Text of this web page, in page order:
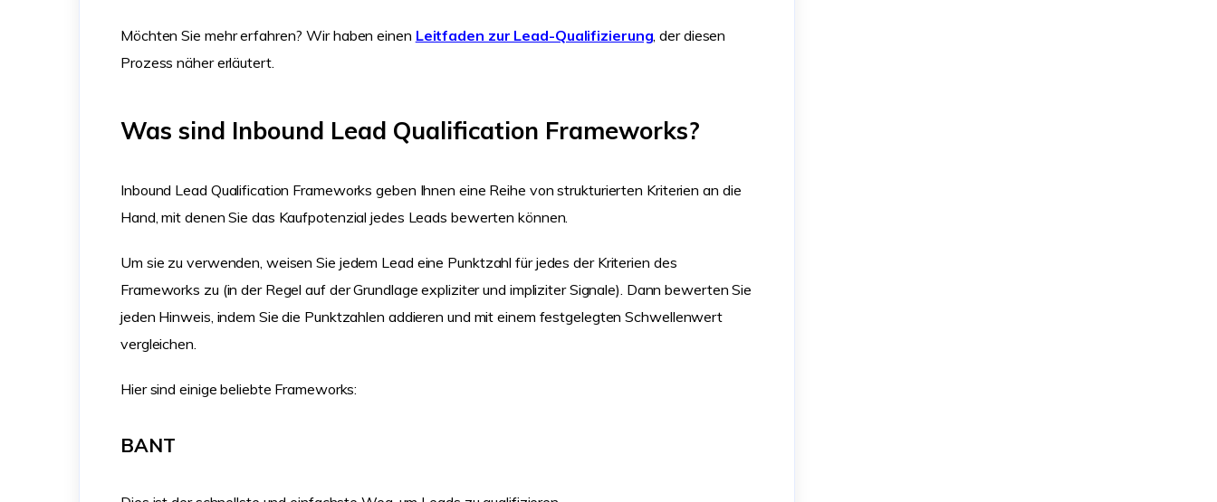
Möchten Sie mehr erfahren? Wir haben einen Leitfaden zur Lead-Qualifizierung , der diesen
Prozess näher erläutert.
Was sind Inbound Lead Qualification Frameworks?
Inbound Lead Qualification Frameworks geben Ihnen eine Reihe von strukturierten Kriterien an die
Hand, mit denen Sie das Kaufpotenzial jedes Leads bewerten können.
Um sie zu verwenden, weisen Sie jedem Lead eine Punktzahl für jedes der Kriterien des
Frameworks zu (in der Regel auf der Grundlage expliziter und impliziter Signale). Dann bewerten Sie
jeden Hinweis, indem Sie die Punktzahlen addieren und mit einem festgelegten Schwellenwert
vergleichen.
Hier sind einige beliebte Frameworks:
BANT